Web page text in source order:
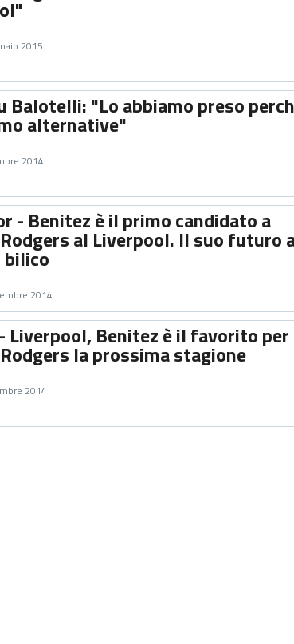
2015
Balotelli: "Lo abbiamo preso
alternative"
2014
- Benitez è il primo candidato a
al Liverpool. Il suo futuro
bilico
2014
Liverpool, Benitez è il favorito per
la prossima stagione
2014